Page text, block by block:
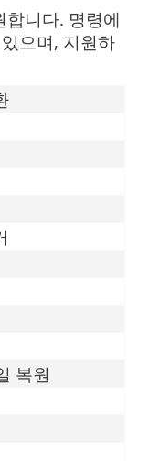
니다. 명령에
으며, 지원하
복원